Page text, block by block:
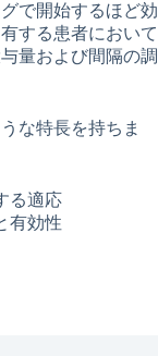
で開始するほど効
する患者において
量および間隔の調
な特長を持ちま
る適応
有効性